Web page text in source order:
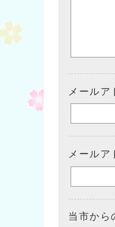
メールア
メールア
当市から